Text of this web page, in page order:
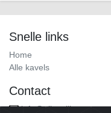
Snelle links
Home
Alle kavels
Contact
info@alleveilingen.net